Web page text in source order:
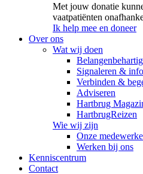
Met jouw donatie
vaatpatiënten
Ik help mee en doneer
Over ons
Wat wij doen
Signaleren &
Verbinden &
Adviseren
Hartbrug
HartbrugReizen
Wie wij zijn
Onze
Werken bij ons
Kenniscentrum
Contact